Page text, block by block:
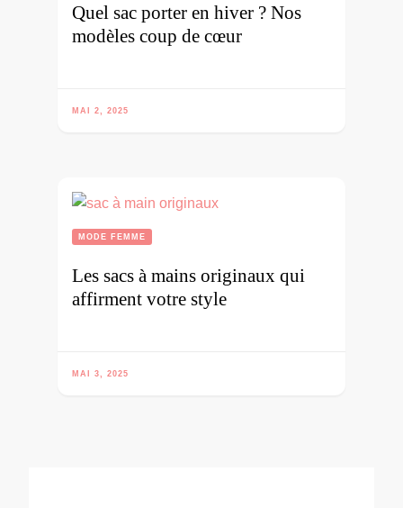
Quel sac porter en hiver ? Nos
modèles coup de cœur
MAI 2, 2025
MODE FEMME
Les sacs à mains originaux qui
affirment votre style
MAI 3, 2025